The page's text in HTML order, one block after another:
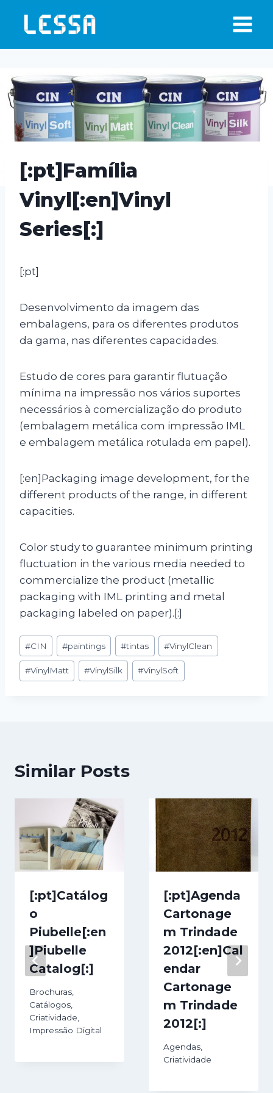
[:pt]Família
Vinyl[:en]Vinyl
Series[:]
[:pt]
Desenvolvimento da imagem das
embalagens, para os diferentes produtos
da gama, nas diferentes capacidades.
Estudo de cores para garantir flutuação
mínima na impressão nos vários suportes
necessários à comercialização do produto
(embalagem metálica com impressão IML
e embalagem metálica rotulada em papel).
[:en]Packaging image development, for the
different products of the range, in different
capacities.
Color study to guarantee minimum printing
fluctuation in the various media needed to
commercialize the product (metallic
packaging with IML printing and metal
packaging labeled on paper).[:]
Post
Tags:
#CIN #paintings #tintas #VinylClean
#VinylMatt #VinylSilk #VinylSoft
Similar Posts
[:pt]Catálog
o
Piubelle[:en
]Piubelle
Catalog[:]
Brochuras,
Catálogos,
Criatividade,
Impressão Digital
[:pt]Agenda
Cartonage
m Trindade
2012[:en]Cal
endar
Cartonage
m Trindade
2012[:]
Agendas,
Criatividade